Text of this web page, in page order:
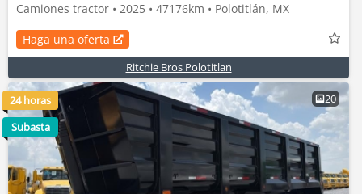
Camiones tractor • 2025 • 47176km • Polotitlán, MX
Haga una oferta
Ritchie Bros Polotitlan
20
24 horas
Subasta